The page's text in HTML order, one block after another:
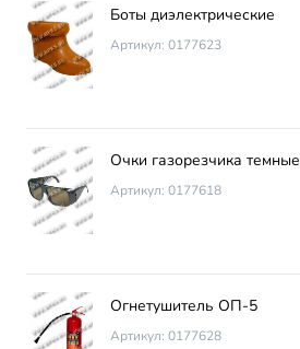
Боты диэлектрические
Артикул: 0177623
Очки газорезчика темные
Артикул: 0177618
Огнетушитель ОП-5
Артикул: 0177628